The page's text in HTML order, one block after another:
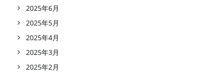
2025年6月
2025年5月
2025年4月
2025年3月
2025年2月